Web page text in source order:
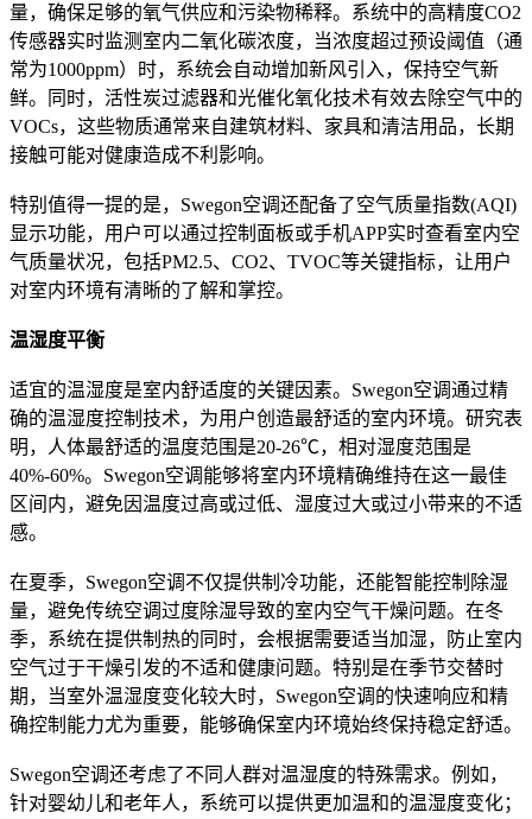
量，确保足够的氧气供应和污染物稀释。系统中的高精度CO2
传感器实时监测室内二氧化碳浓度，当浓度超过预设阈值（通
常为1000ppm）时，系统会自动增加新风引入，保持空气新
鲜。同时，活性炭过滤器和光催化氧化技术有效去除空气中的
VOCs，这些物质通常来自建筑材料、家具和清洁用品，长期
接触可能对健康造成不利影响。
特别值得一提的是，Swegon空调还配备了空气质量指数(AQI)
显示功能，用户可以通过控制面板或手机APP实时查看室内空
气质量状况，包括PM2.5、CO2、TVOC等关键指标，让用户
对室内环境有清晰的了解和掌控。
温湿度平衡
适宜的温湿度是室内舒适度的关键因素。Swegon空调通过精
确的温湿度控制技术，为用户创造最舒适的室内环境。研究表
明，人体最舒适的温度范围是20-26℃，相对湿度范围是
40%-60%。Swegon空调能够将室内环境精确维持在这一最佳
区间内，避免因温度过高或过低、湿度过大或过小带来的不适
感。
在夏季，Swegon空调不仅提供制冷功能，还能智能控制除湿
量，避免传统空调过度除湿导致的室内空气干燥问题。在冬
季，系统在提供制热的同时，会根据需要适当加湿，防止室内
空气过于干燥引发的不适和健康问题。特别是在季节交替时
期，当室外温湿度变化较大时，Swegon空调的快速响应和精
确控制能力尤为重要，能够确保室内环境始终保持稳定舒适。
Swegon空调还考虑了不同人群对温湿度的特殊需求。例如，
针对婴幼儿和老年人，系统可以提供更加温和的温湿度变化；